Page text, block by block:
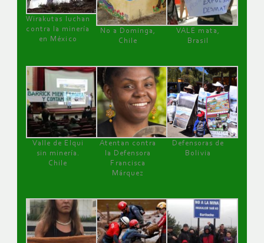
Wirakutas luchan
contra la minería
en México
No a Dominga,
Chile
VALE mata,
Brasil
Valle de Elqui
sin minería.
Chile
Atentan contra
la Defensora
Francisca
Márquez
Defensoras de
Bolivia